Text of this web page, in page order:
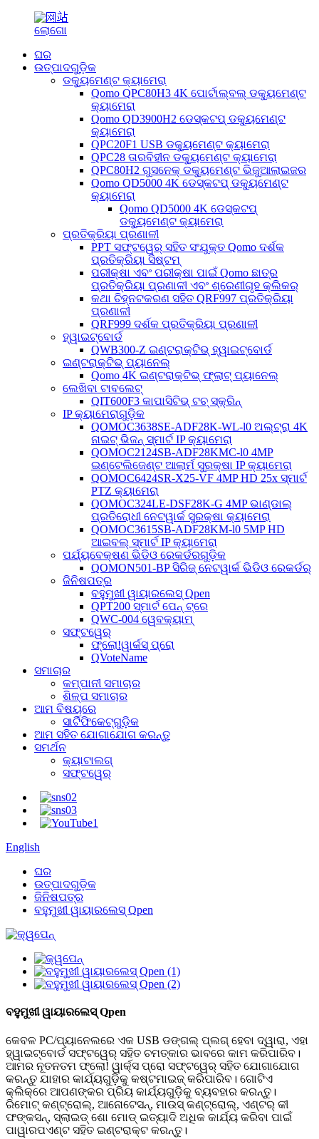
ଘର
ଉତ୍ପାଦଗୁଡ଼ିକ
ଡକ୍ୟୁମେଣ୍ଟ କ୍ୟାମେରା
Qomo QPC80H3 4K ପୋର୍ଟାଲ୍‌ବଲ୍ ଡକ୍ୟୁମେଣ୍ଟ
କ୍ୟାମେରା
Qomo QD3900H2 ଡେସ୍କଟପ୍ ଡକ୍ୟୁମେଣ୍ଟ
କ୍ୟାମେରା
QPC20F1 USB ଡକ୍ୟୁମେଣ୍ଟ କ୍ୟାମେରା
QPC28 ତାରବିହୀନ ଡକ୍ୟୁମେଣ୍ଟ କ୍ୟାମେରା
QPC80H2 ଗୁସନେକ୍ ଡକ୍ୟୁମେଣ୍ଟ ଭିଜୁଆଲାଇଜର
Qomo QD5000 4K ଡେସ୍କଟପ୍ ଡକ୍ୟୁମେଣ୍ଟ
କ୍ୟାମେରା
Qomo QD5000 4K ଡେସ୍କଟପ୍
ଡକ୍ୟୁମେଣ୍ଟ କ୍ୟାମେରା
ପ୍ରତିକ୍ରିୟା ପ୍ରଣାଳୀ
PPT ସଫ୍ଟୱେର୍ ସହିତ ସଂଯୁକ୍ତ Qomo ଦର୍ଶକ
ପ୍ରତିକ୍ରିୟା ସିଷ୍ଟମ୍
ପରୀକ୍ଷା ଏବଂ ପରୀକ୍ଷା ପାଇଁ Qomo ଛାତ୍ର
ପ୍ରତିକ୍ରିୟା ପ୍ରଣାଳୀ ଏବଂ ଶ୍ରେଣୀଗୃହ କ୍ଲିକର୍
କଥା ଚିହ୍ନଟକରଣ ସହିତ QRF997 ପ୍ରତିକ୍ରିୟା
ପ୍ରଣାଳୀ
QRF999 ଦର୍ଶକ ପ୍ରତିକ୍ରିୟା ପ୍ରଣାଳୀ
ହ୍ୱାଇଟ୍‌ବୋର୍ଡ
QWB300-Z ଇଣ୍ଟରାକ୍ଟିଭ୍ ହ୍ୱାଇଟ୍‌ବୋର୍ଡ
ଇଣ୍ଟରାକ୍ଟିଭ୍ ପ୍ୟାନେଲ୍
Qomo 4K ଇଣ୍ଟରାକ୍ଟିଭ୍ ଫ୍ଲାଟ୍ ପ୍ୟାନେଲ୍
ଲେଖିବା ଟାବଲେଟ୍
QIT600F3 କାପାସିଟିଭ୍ ଟଚ୍ ସ୍କ୍ରିନ୍
IP କ୍ୟାମେରାଗୁଡ଼ିକ
QOMOC3638SE-ADF28K-WL-l0 ​​ଅଲ୍ଟ୍ରା 4K
ନାଇଟ୍ ଭିଜନ୍ ସ୍ମାର୍ଟ IP କ୍ୟାମେରା
QOMOC2124SB-ADF28KMC-l0 4MP
ଇଣ୍ଟେଲିଜେଣ୍ଟ ଆଲାର୍ମ ସୁରକ୍ଷା IP କ୍ୟାମେରା
QOMOC6424SR-X25-VF 4MP HD 25x ସ୍ମାର୍ଟ
PTZ କ୍ୟାମେରା
QOMOC324LE-DSF28K-G 4MP ଭାଣ୍ଡାଲ୍
ପ୍ରତିରୋଧୀ ନେଟୱାର୍କ ସୁରକ୍ଷା କ୍ୟାମେରା
QOMOC3615SB-ADF28KM-l0 5MP HD
ଆଇବଲ୍ ସ୍ମାର୍ଟ IP କ୍ୟାମେରା
ପର୍ଯ୍ୟବେକ୍ଷଣ ଭିଡିଓ ରେକର୍ଡରଗୁଡ଼ିକ
QOMON501-BP ସିରିଜ୍ ନେଟୱାର୍କ ଭିଡିଓ ରେକର୍ଡର୍
ଜିନିଷପତ୍ର
ବହୁମୁଖୀ ୱାୟାରଲେସ୍ Qpen
QPT200 ସ୍ମାର୍ଟ ପେନ୍ ଟ୍ରେ
QWC-004 ୱେବକ୍ୟାମ୍
ସଫ୍ଟୱେର୍
ଫ୍ଲୋ!ୱାର୍କସ୍ ପ୍ରୋ
QVoteName
ସମାଚାର
କମ୍ପାନୀ ସମାଚାର
ଶିଳ୍ପ ସମାଚାର
ଆମ ବିଷୟରେ
ସାର୍ଟିଫିକେଟ୍‌ଗୁଡ଼ିକ
ଆମ ସହିତ ଯୋଗାଯୋଗ କରନ୍ତୁ
ସମର୍ଥନ
କ୍ୟାଟାଲଗ୍
ସଫ୍ଟୱେର୍
English
ଘର
ଉତ୍ପାଦଗୁଡ଼ିକ
ଜିନିଷପତ୍ର
ବହୁମୁଖୀ ୱାୟାରଲେସ୍ Qpen
ବହୁମୁଖୀ ୱାୟାରଲେସ୍ Qpen
କେବଳ PC/ପ୍ୟାନେଲରେ ଏକ USB ଡଙ୍ଗଲ୍ ପ୍ଲଗ୍ ହେବା ଦ୍ୱାରା, ଏହା
ହ୍ୱାଇଟ୍ବୋର୍ଡ ସଫ୍ଟୱେର୍ ସହିତ ଚମତ୍କାର ଭାବରେ କାମ କରିପାରିବ।
ଆମର ନୂତନତମ ଫ୍ଲୋ! ୱାର୍କ୍ସ ପ୍ରୋ ସଫ୍ଟୱେର୍ ସହିତ ଯୋଗାଯୋଗ
କରନ୍ତୁ ଯାହାର କାର୍ଯ୍ୟଗୁଡ଼ିକୁ କଷ୍ଟମାଇଜ୍ କରିପାରିବ। ଗୋଟିଏ
କ୍ଲିକ୍‌ରେ ଆପଣଙ୍କର ପ୍ରିୟ କାର୍ଯ୍ୟଗୁଡ଼ିକୁ ବ୍ୟବହାର କରନ୍ତୁ।
ରିମୋଟ୍ କଣ୍ଟ୍ରୋଲ୍, ଆନୋଟେସନ୍, ମାଉସ୍ କଣ୍ଟ୍ରୋଲ୍, ଏଣ୍ଟର୍ କୀ
ଫଙ୍କସନ୍, ସ୍ଲାଇଡ୍ ଶୋ ମୋଡ୍ ଇତ୍ୟାଦି ଅଧିକ କାର୍ଯ୍ୟ କରିବା ପାଇଁ
ପାୱାରପଏଣ୍ଟ ସହିତ ଇଣ୍ଟରାକ୍ଟ କରନ୍ତୁ।